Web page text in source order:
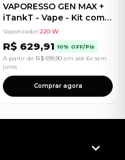
VAPORESSO GEN MAX +
iTankT - Vape - Kit com 2
Baterias
Vaporizador|220 W
R$ 629,91 10% OFF/Pix
A partir de R$ 699,90 em até 6x sem
juros
Comprar agora